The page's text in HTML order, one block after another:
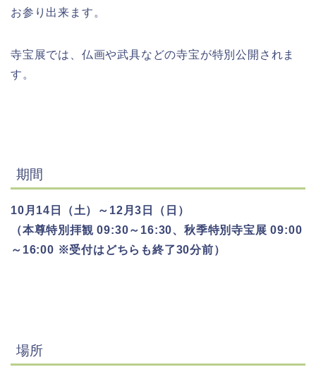
お参り出来ます。
寺宝展では、仏画や武具などの寺宝が特別公開されま
す。
期間
10月14日（土）～12月3日（日）
（本尊特別拝観 09:30～16:30、秋季特別寺宝展 09:00
～16:00 ※受付はどちらも終了30分前）
場所